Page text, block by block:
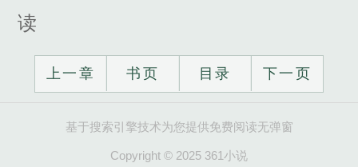
读
上一章 书页 目录 下一页
基于搜索引擎技术为您提供免费阅读无弹窗
Copyright © 2025 361小说